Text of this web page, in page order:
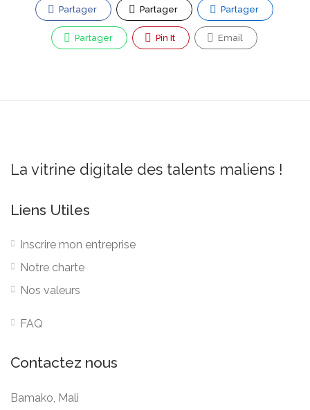
Partager Partager Partager
Partager Pin It Email
La vitrine digitale des talents maliens !
Liens Utiles
Inscrire mon entreprise
Notre charte
Nos valeurs
FAQ
Contactez nous
Bamako, Mali